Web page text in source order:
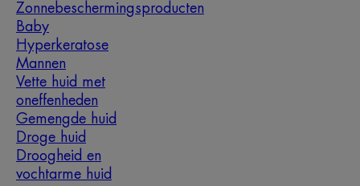
Zonnebeschermingsproducten
Baby
Hyperkeratose
Mannen
Vette huid met
oneffenheden
Gemengde huid
Droge huid
Droogheid en
vochtarme huid